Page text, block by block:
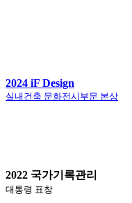
2024 iF Design
실내건축 문화전시부문 본상
2022 국가기록관리
대통령 표창